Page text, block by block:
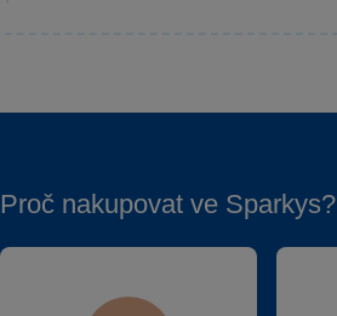
Proč nakupovat ve Sparkys?